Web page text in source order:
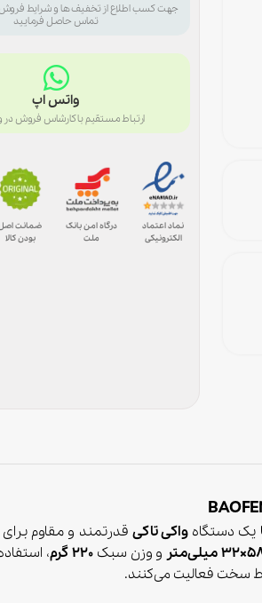
جهت کسب اطلاع از تخفیف ها و شرایط فروش،
تماس حاصل فرمایید
واتس اپ
ارتباط مستقیم با کارشاس فروش
نماد اعتماد
الکترونیکی
درگاه امن بانک
ملت
ضمانت
بودن کالا
یک دستگاه واکی تاکی قدرتمند و مقاوم
و وزن سبک220 گرم
،
سخت فعالیت می‌کنند.